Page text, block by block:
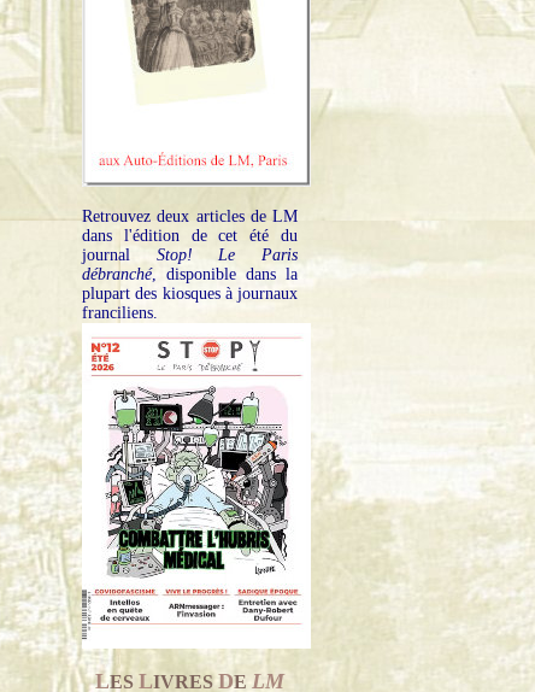
Retrouvez deux articles de LM
dans l'édition de cet été du
journal Stop! Le Paris
débranché, disponible dans la
plupart des kiosques à journaux
franciliens.
LES LIVRESDE LM